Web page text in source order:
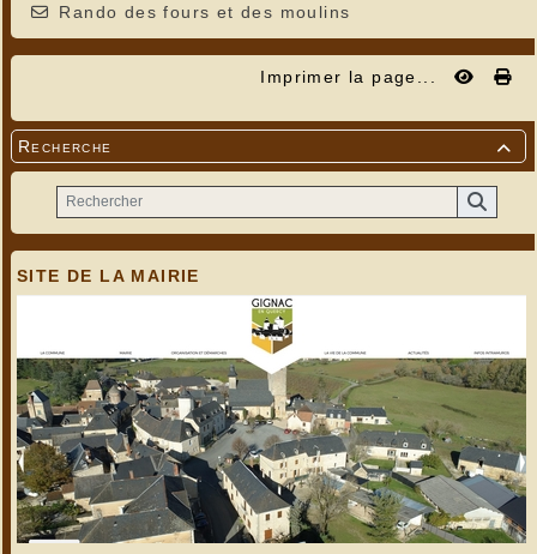
Rando des fours et des moulins
Imprimer la page...

Recherche
SITE DE LA MAIRIE